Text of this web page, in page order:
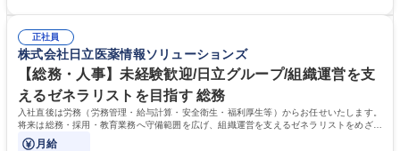
でも質問・相談できる環境が整っているため、安心して成長できます。 募
集職種 【森ビルG】人事・総務◆賞与5ヶ月◆年休120日◆残業少なめ◆
リモート可
務に挑戦できるため、自身の成長と組織への貢献度をダイレクトに実感で
きます。 残業少なめ、週1日リモート可など、ワークライフバランスを保
ち長期活躍できる環境です。 「これまでの幅広い経験を活かし、長期的な
キャリアを築きたい」という前向きな意欲と挑戦を全力で応援します。 学
歴・資格 学歴：大学院 大学 高専 短大 専修学校 高校 語学力： 資格：日商
簿記検定1級 日商簿記検定2級 日商簿記検定3級
正社員
株式会社日立医薬情報ソリューションズ
【総務・人事】未経験歓迎/日立グループ/組織運営を支
えるゼネラリストを目指す 総務
入社直後は労務（労務管理・給与計算・安全衛生・福利厚生等）からお任せいたします。
将来は総務・採用・教育業務へ守備範囲を広げ、組織運営を支えるゼネラリストをめざせ
ます。
月給